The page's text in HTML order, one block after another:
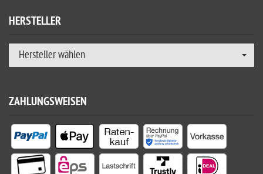
HERSTELLER
Hersteller wählen
ZAHLUNGSWEISEN